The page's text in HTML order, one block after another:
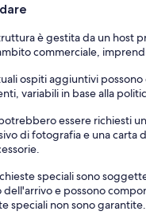
è gestita da un host
commerciale,
ospiti aggiuntivi
variabili in base alla
essere richiesti
di fotografia e una carta
speciali sono
dell'arrivo e possono
speciali non sono garantite.